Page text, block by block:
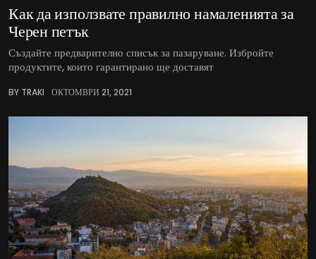
Как да използвате правилно намаленията за
Черен петък
Създайте предварително списък за пазаруване. Избройте
продуктите, които гарантирано ще доставят
BY TRAKI ОКТОМВРИ 21, 2021